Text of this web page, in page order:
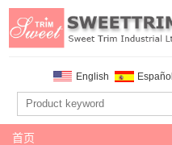
English Español
首页